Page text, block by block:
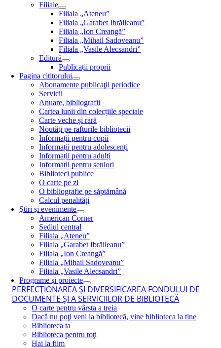
Filiale
Filiala „Ateneu”
Filiala „Garabet Ibrăileanu”
Filiala „Ion Creangă”
Filiala „Mihail Sadoveanu”
Filiala „Vasile Alecsandri”
Editură
Publicații proprii
Pagina cititorului
Abonamente publicaţii periodice
Servicii
Anuare, bibliografii
Cartea lunii din colecțiile speciale
Carte veche și rară
Noutăţi pe rafturile bibliotecii
Informații pentru copii
Informații pentru adolescenți
Informații pentru adulți
Informații pentru seniori
Biblioteci publice
O carte pe zi
O bibliografie pe săptămână
Calcul penalități
Ştiri şi evenimente
American Corner
Sediul central
Filiala „Ateneu”
Filiala „Garabet Ibrăileanu”
Filiala „Ion Creangă”
Filiala „Mihail Sadoveanu”
Filiala „Vasile Alecsandri”
Programe şi proiecte
PERFECŢIONAREA ŞI DIVERSIFICAREA FONDULUI DE
DOCUMENTE ŞI A SERVICIILOR DE BIBLIOTECĂ
O carte pentru vârsta a treia
Dacă nu poţi veni la bibliotecă, vine biblioteca la tine
Biblioteca ta
Biblioteca pentru toţi
Hai la film